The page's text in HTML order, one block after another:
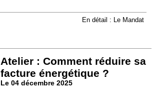
En détail : Le Mandat
Atelier : Comment réduire sa
facture énergétique ?
Le 04 décembre 2025